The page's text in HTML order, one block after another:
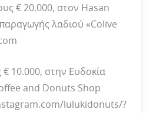
€ 20.000, στον Hasan
λαδιού «Colive
10.000, στην Ευδοκία
and Donuts Shop
lulukidonuts/?